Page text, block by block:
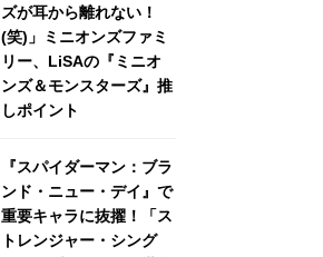
ズが耳から離れない！
(笑)」ミニオンズファミ
リー、LiSAの『ミニオ
ンズ＆モンスターズ』推
しポイント
『スパイダーマン：ブラ
ンド・ニュー・デイ』で
重要キャラに抜擢！「ス
トレンジャー・シング